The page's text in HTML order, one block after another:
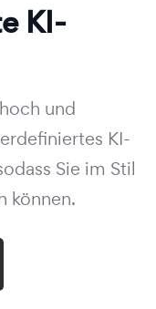
KI-
und
KI-
Sie im Stil
können.